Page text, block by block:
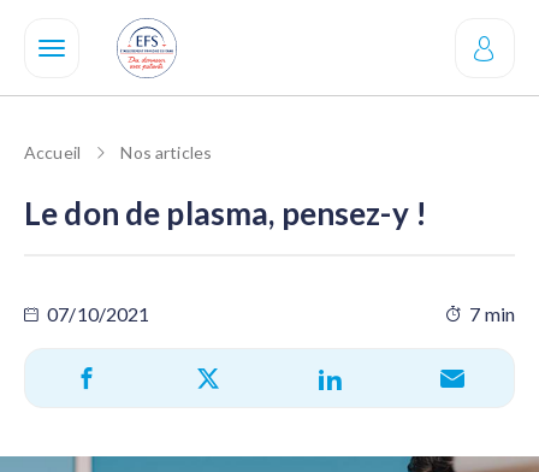
contenu
Accueil Nos articles
Le don de plasma, pensez-y !
07/10/2021 7 min